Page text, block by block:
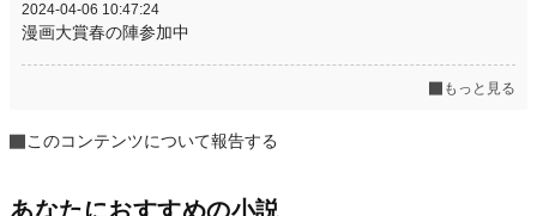
2024-04-06 10:47:24
漫画大賞春の陣参加中
もっと見る
このコンテンツについて報告する
あなたにおすすめの小説